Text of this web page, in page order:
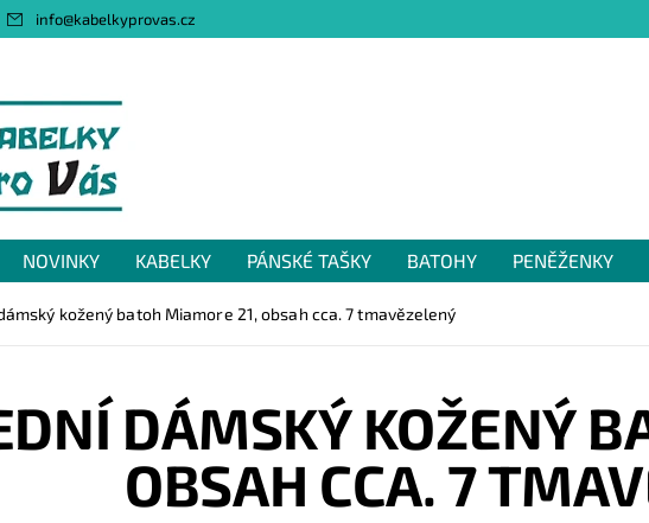
info@kabelkyprovas.cz
NOVINKY KABELKY PÁNSKÉ TAŠKY BATOHY PENĚŽENKY
GDPR NAPIŠTE NÁM
kožený batoh Miamore 21, obsah cca. 7 tmavězelený
DÁMSKÝ KOŽENÝ
OBSAH CCA. 7